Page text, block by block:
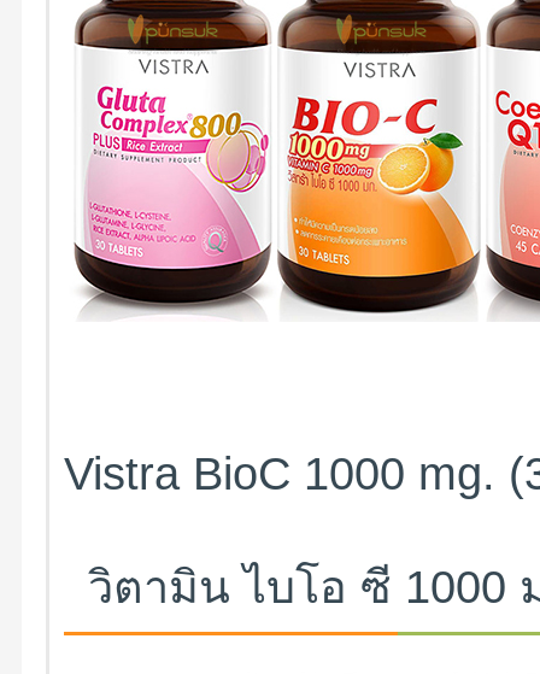
Vistra BioC 1000 mg.
วิตามิน ไบโอ ซี 1000